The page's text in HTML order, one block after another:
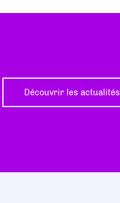
Découvrir les actualités